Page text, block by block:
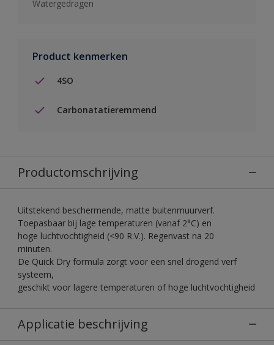
Watergedragen
Product kenmerken
4SO
Carbonatatieremmend
Productomschrijving
Uitstekend beschermende, matte buitenmuurverf.
Toepasbaar bij lage temperaturen (vanaf 2°C) en
hoge luchtvochtigheid (<90 R.V.). Regenvast na 20
minuten.
De Quick Dry formula zorgt voor een snel drogend verf
systeem,
geschikt voor lagere temperaturen of hoge luchtvochtigheid
Applicatie beschrijving